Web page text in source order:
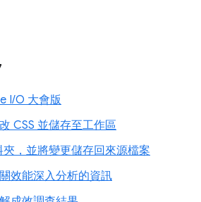
I/O 大會版
CSS 並儲存至工作區
，並將變更儲存回來源檔案
效能深入分析的資訊